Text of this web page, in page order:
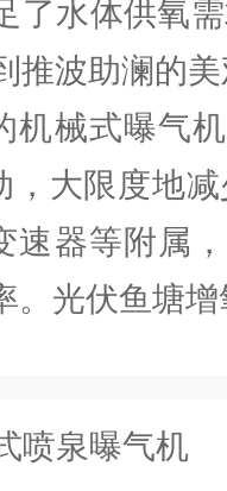
了水体供氧
推波助澜的
机械式曝气
，大限度地
速器等附属
。光伏鱼塘
喷泉曝气机